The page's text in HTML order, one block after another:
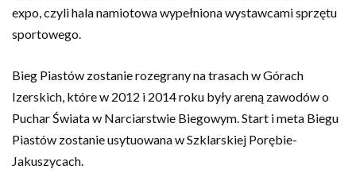
expo, czyli hala namiotowa wypełniona wystawcami sprzętu
sportowego.
Bieg Piastów zostanie rozegrany na trasach w Górach
Izerskich, które w 2012 i 2014 roku były areną zawodów o
Puchar Świata w Narciarstwie Biegowym. Start i meta Biegu
Piastów zostanie usytuowana w Szklarskiej Porębie-
Jakuszycach.